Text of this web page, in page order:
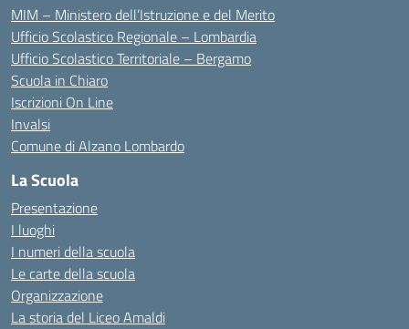
MIM – Ministero dell’Istruzione e del Merito
Ufficio Scolastico Regionale – Lombardia
Ufficio Scolastico Territoriale – Bergamo
Scuola in Chiaro
Iscrizioni On Line
Invalsi
Comune di Alzano Lombardo
La Scuola
Presentazione
I luoghi
I numeri della scuola
Le carte della scuola
Organizzazione
La storia del Liceo Amaldi